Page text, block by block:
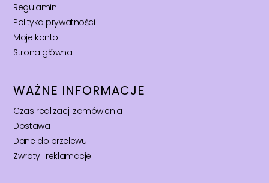
Regulamin
Polityka prywatności
Moje konto
Strona główna
WAŻNE INFORMACJE
Czas realizacji zamówienia
Dostawa
Dane do przelewu
Zwroty i reklamacje